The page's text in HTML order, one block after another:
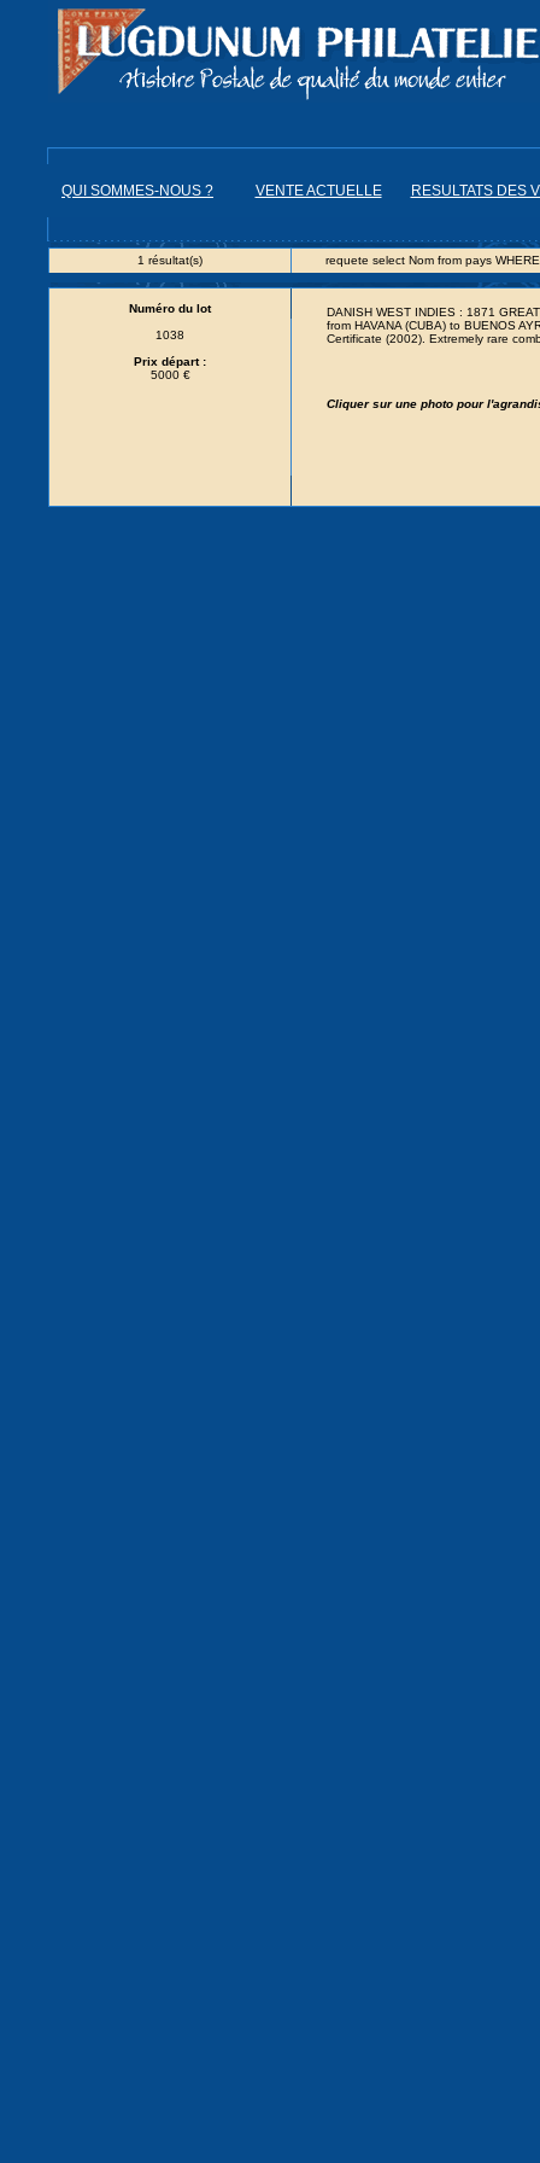
QUI SOMMES-NOUS ? VENTE ACTUELLE RESULTATS DES
1 résultat(s) requete select Nom from pays
Numéro du lot
1038
Prix départ :
5000 €
DANISH WEST INDIES : 1871
from HAVANA (CUBA) to BUENOS
Certificate (2002). Extremely rare
Cliquer sur une photo pour